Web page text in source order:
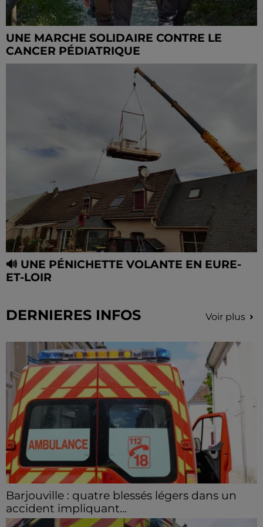
UNE MARCHE SOLIDAIRE CONTRE LE
CANCER PÉDIATRIQUE
🔊 UNE PÉNICHETTE VOLANTE EN EURE-
ET-LOIR
DERNIERES INFOS Voir plus
Barjouville : quatre blessés légers dans un
accident impliquant...
La circulation a été fortement perturbée ce samedi